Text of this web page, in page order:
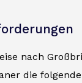
nach
die